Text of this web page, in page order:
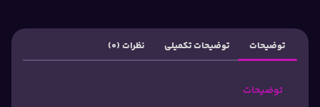
توضیحات توضیحات تکمیلی نظرات (0)
توضیحات